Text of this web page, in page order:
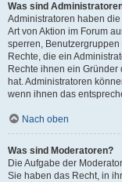
Was sind
Administratoren haben
Art von Aktion im Forum
sperren,
Rechte, die ein
Rechte ihnen ein
hat. Administratoren
wenn ihnen das
Nach oben
Was sind Moderatoren?
Die Aufgabe der
Sie haben das Recht, in